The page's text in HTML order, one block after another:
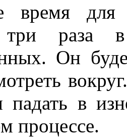
время
три раза
Он
падать в
процессе.